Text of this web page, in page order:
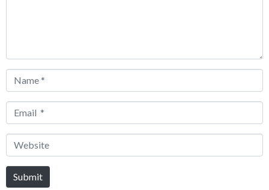
Name
Email
Website
Submit